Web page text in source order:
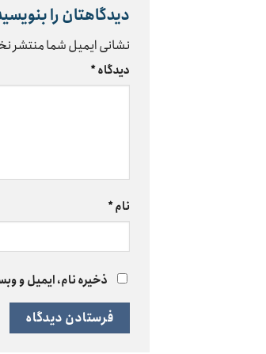
دیدگاهتان را
نشانی ایمیل شما منتشر
دیدگاه*
نام*
ذخیره نام، ایمیل و